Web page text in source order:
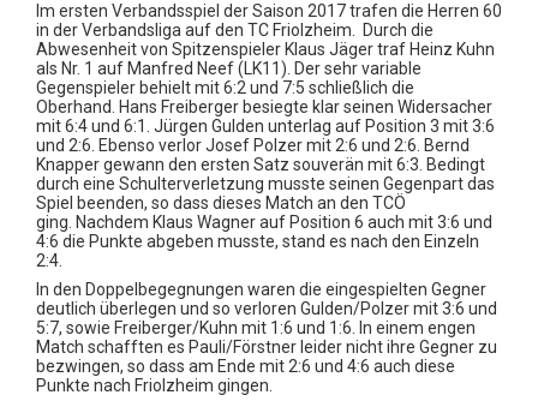
Im ersten Verbandsspiel der Saison 2017 trafen die Herren 60
in der Verbandsliga auf den TC Friolzheim.
Durch die
Abwesenheit von Spitzenspieler Klaus Jäger traf Heinz Kuhn
als Nr. 1 auf Manfred Neef (LK11). Der sehr variable
Gegenspieler behielt mit 6:2 und 7:5 schließlich die
Oberhand.
Hans Freiberger besiegte klar seinen Widersacher
mit 6:4 und 6:1. Jürgen Gulden unterlag auf Position 3 mit 3:6
und 2:6. Ebenso verlor Josef Polzer mit 2:6 und 2:6. Bernd
Knapper gewann den ersten Satz souverän mit 6:3. Bedingt
durch eine Schulterverletzung musste seinen Gegenpart das
Spiel beenden, so dass dieses Match an den TCÖ
ging. Nachdem Klaus Wagner auf Position 6 auch mit 3:6 und
4:6 die Punkte abgeben musste, stand es nach den Einzeln
2:4.
In den Doppelbegegnungen waren die eingespielten Gegner
deutlich überlegen und so verloren Gulden/Polzer mit 3:6 und
5:7, sowie Freiberger/Kuhn mit 1:6 und 1:6.
In einem engen
Match schafften es Pauli/Förstner leider nicht ihre Gegner zu
bezwingen, so dass am Ende mit 2:6 und 4:6 auch diese
Punkte nach Friolzheim gingen.